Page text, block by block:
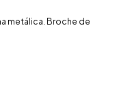
metálica. Broche de